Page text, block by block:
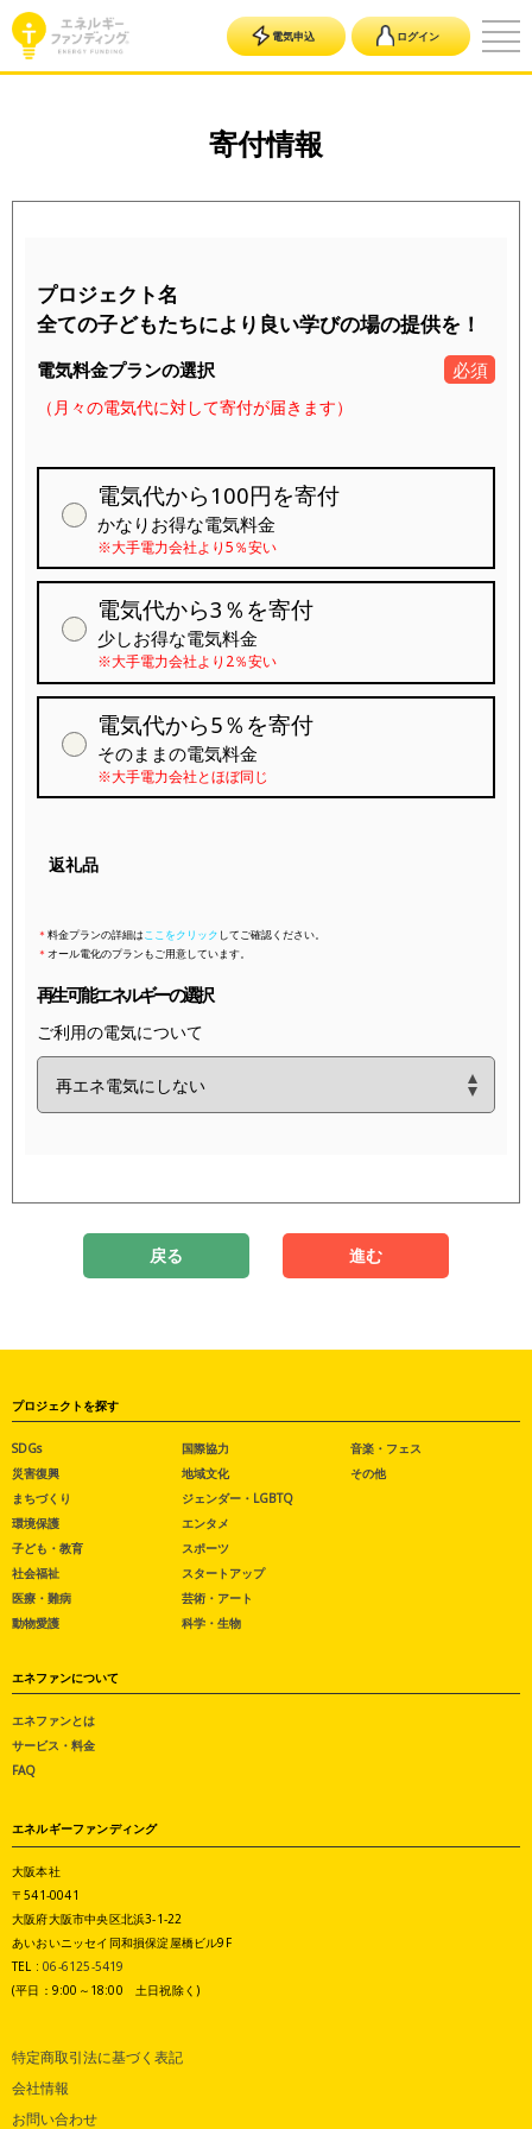
電気申込 ログイン
寄付情報
プロジェクト名
全ての子どもたちにより良い学びの場の提供を！
電気料金プランの選択 必須
（月々の電気代に対して寄付が届きます）
電気代から100円を寄付
かなりお得な電気料金
※大手電力会社より5％安い
電気代から3％を寄付
少しお得な電気料金
※大手電力会社より2％安い
電気代から5％を寄付
そのままの電気料金
※大手電力会社とほぼ同じ
返礼品
＊ 料金プランの詳細はここをクリック してご確認ください。
＊ オール電化のプランもご用意しています。
再生可能エネルギーの選択
ご利用の電気について
戻る 進む
プロジェクトを探す
SDGs
災害復興
まちづくり
環境保護
子ども・教育
社会福祉
医療・難病
動物愛護
国際協力
地域文化
ジェンダー・LGBTQ
エンタメ
スポーツ
スタートアップ
芸術・アート
科学・生物
音楽・フェス
その他
エネファンについて
エネファンとは
サービス・料金
FAQ
エネルギーファンディング
大阪本社
〒541-0041
大阪府大阪市中央区北浜3-1-22
あいおいニッセイ同和損保淀屋橋ビル9F
TEL :06-6125-5419
(平日：9:00～18:00 土日祝除く)
特定商取引法に基づく表記
会社情報
お問い合わせ